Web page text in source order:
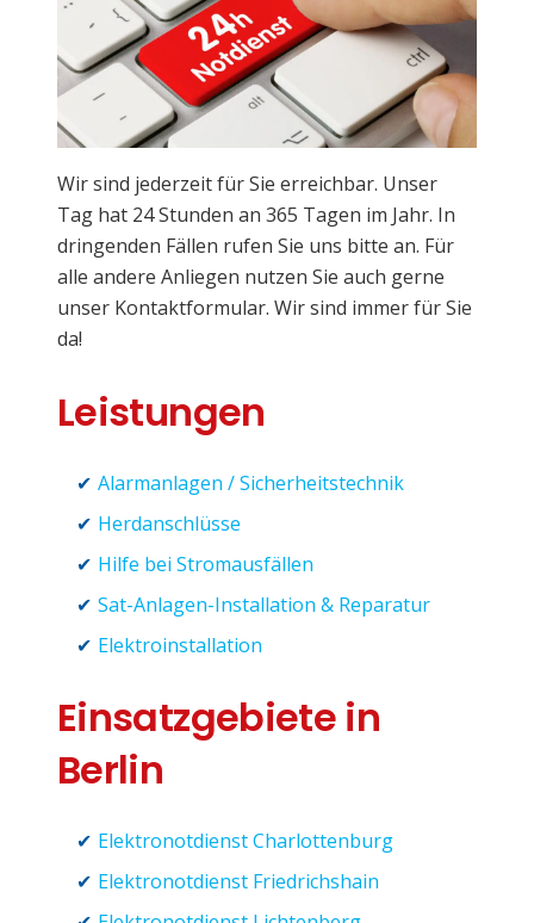
Wir sind jederzeit für Sie erreichbar. Unser
Tag hat 24 Stunden an 365 Tagen im Jahr. In
dringenden Fällen rufen Sie uns bitte an. Für
alle andere Anliegen nutzen Sie auch gerne
unser Kontaktformular. Wir sind immer für Sie
da!
Leistungen
Alarmanlagen / Sicherheitstechnik
Herdanschlüsse
Hilfe bei Stromausfällen
Sat-Anlagen-Installation & Reparatur
Elektroinstallation
Einsatzgebiete in
Berlin
Elektronotdienst Charlottenburg
Elektronotdienst Friedrichshain